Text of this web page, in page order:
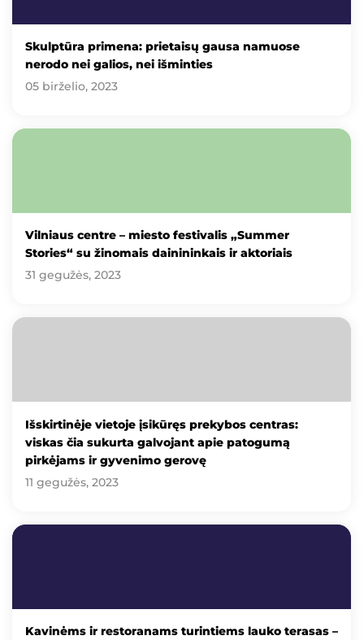
Skulptūra primena: prietaisų gausa namuose
nerodo nei galios, nei išminties
05 birželio, 2023
Vilniaus centre – miesto festivalis „Summer
Stories“ su žinomais dainininkais ir aktoriais
31 gegužės, 2023
Išskirtinėje vietoje įsikūręs prekybos centras:
viskas čia sukurta galvojant apie patogumą
pirkėjams ir gyvenimo gerovę
11 gegužės, 2023
Kavinėms ir restoranams turintiems lauko terasas –